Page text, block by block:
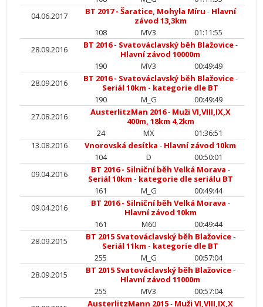
04.06.2017
BT 2017 - Šaratice, Mohyla Míru - Hlavní
závod 13,3km
108
MV3
01:11:55
28.09.2016
BT 2016 - Svatováclavský běh Blažovice-
Hlavní závod 10000m
190
MV3
00:49:49
28.09.2016
BT 2016 - Svatováclavský běh Blažovice-
Seriál 10km - kategorie dle BT
190
M_G
00:49:49
27.08.2016
AusterlitzMan 2016- Muži VI,VIII,IX,X
400m, 18km 4,2km
24
MX
01:36:51
13.08.2016
Vnorovská desítka - Hlavní závod 10km
104
D
00:50:01
09.04.2016
BT 2016 - Silniční běh Velká Morava -
Seriál 10km - kategorie dle seriálu BT
161
M_G
00:49:44
09.04.2016
BT 2016 - Silniční běh Velká Morava -
Hlavní závod 10km
161
M60
00:49:44
28.09.2015
BT 2015 Svatováclavský běh Blažovice-
Seriál 11km - kategorie dle BT
255
M_G
00:57:04
28.09.2015
BT 2015 Svatováclavský běh Blažovice-
Hlavní závod 11000m
255
MV3
00:57:04
AusterlitzMann 2015- Muži VI,VIII,IX,X